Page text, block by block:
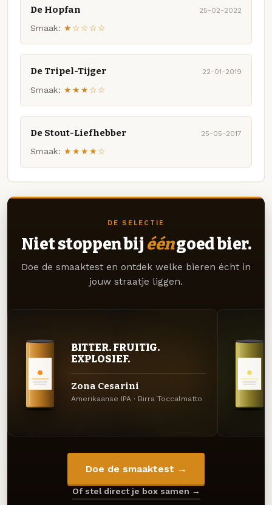
De Hopfan 25-02-2022
Smaak: ★☆☆☆☆
De Tripel-Tijger 22-01-2019
Smaak: ★★★☆☆
De Stout-Liefhebber 25-05-2017
Smaak: ★★★★☆
DE SELECTIE
Niet stoppen bij ééngoed bier.
Doe de smaaktest en ontdek welke bieren écht in
jouw straatje liggen.
BITTER. FRUITIG.
EXPLOSIEF.
Zona Cesarini
Amerikaanse IPA · Birra Toccalmatto
Doe de smaaktest →
Of stel direct je box samen →